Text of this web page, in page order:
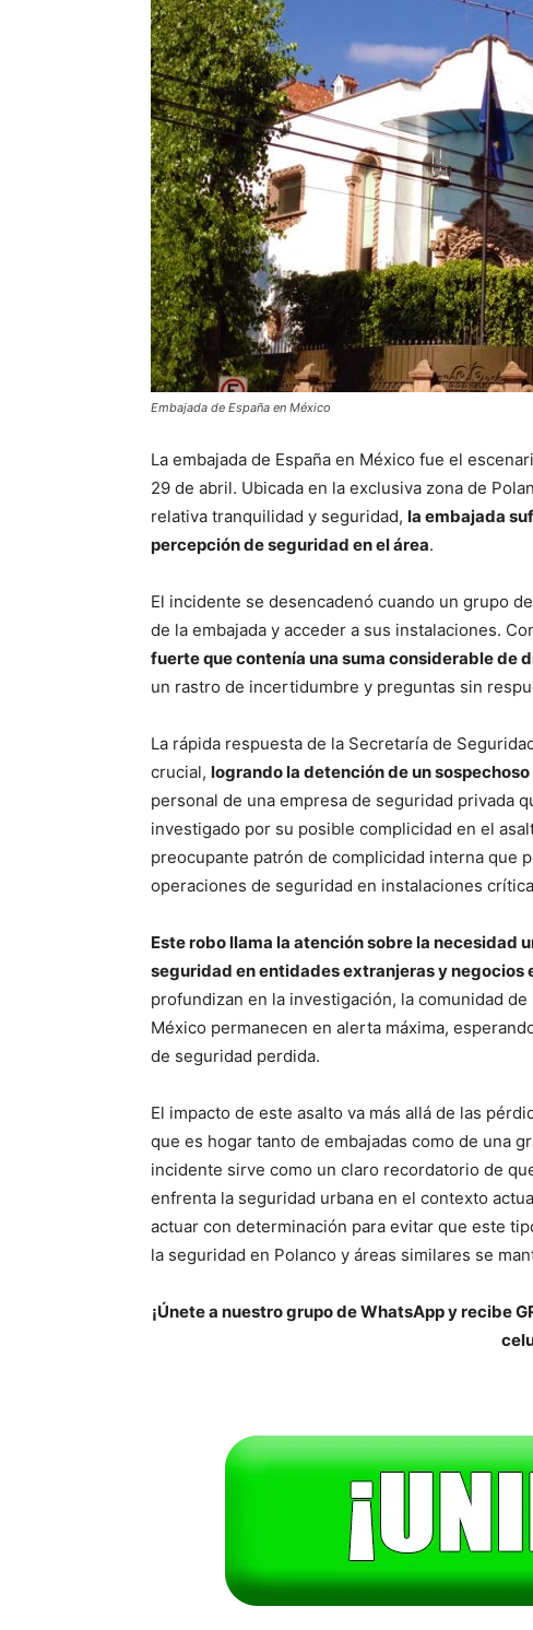
Embajada de España en México
La embajada de España en México fue el
29 de abril. Ubicada en la exclusiva zona de
relativa tranquilidad y seguridad, la embajada
percepción de seguridad en el área.
El incidente se desencadenó cuando un grupo
de la embajada y acceder a sus instalaciones.
fuerte que contenía una suma considerable de
un rastro de incertidumbre y preguntas sin
La rápida respuesta de la Secretaría de
crucial, logrando la detención de un
personal de una empresa de seguridad privada
investigado por su posible complicidad en el
preocupante patrón de complicidad interna que
operaciones de seguridad en instalaciones
Este robo llama la atención sobre la
seguridad en entidades extranjeras y negocios
profundizan en la investigación, la comunidad
México permanecen en alerta máxima,
de seguridad perdida.
El impacto de este asalto va más allá de las
que es hogar tanto de embajadas como de una
incidente sirve como un claro recordatorio de
enfrenta la seguridad urbana en el contexto
actuar con determinación para evitar que este
la seguridad en Polanco y áreas similares se
¡Únete a nuestro grupo de WhatsApp y recibe